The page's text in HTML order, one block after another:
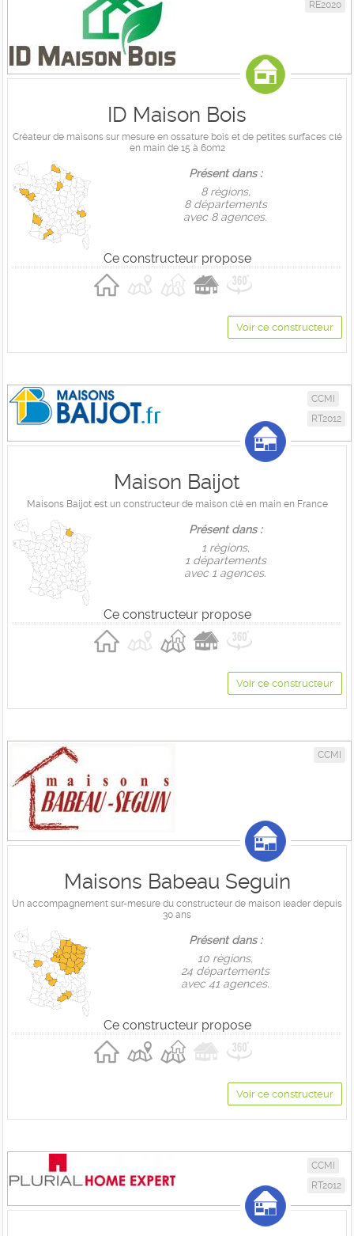
RE2020
ID Maison Bois
Créateur de maisons sur mesure en ossature bois et de petites surfaces clé
en main de 15 à 60m2
Présent dans :
8 règions,
8 départements
avec 8 agences.
Ce constructeur propose
Voir ce constructeur
CCMI
RT2012
Maison Baijot
Maisons Baijot est un constructeur de maison clé en main en France
Présent dans :
1 règions,
1 départements
avec 1 agences.
Ce constructeur propose
Voir ce constructeur
CCMI
Maisons Babeau Seguin
Un accompagnement sur-mesure du constructeur de maison leader depuis
30 ans
Présent dans :
10 règions,
24 départements
avec 41 agences.
Ce constructeur propose
Voir ce constructeur
CCMI
RT2012